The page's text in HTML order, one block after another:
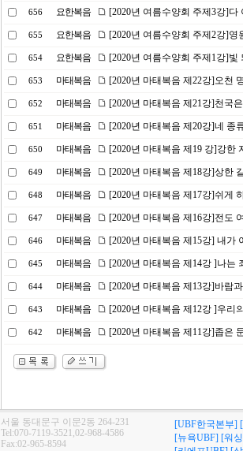
656 요한복음 [2020년 여름수양회 주제3강]다
655 요한복음 [2020년 여름수양회 주제2강]
654 요한복음 [2020년 여름수양회 주제1강]빛
653 마태복음 [2020년 마태복음 제22강]오천
652 마태복음 [2020년 마태복음 제21강]천국
651 마태복음 [2020년 마태복음 제20강]네 종
650 마태복음 [2020년 마태복음 제19 강]강한
649 마태복음 [2020년 마태복음 제18강]상한
648 마태복음 [2020년 마태복음 제17강]쉬게
647 마태복음 [2020년 마태복음 제16강]전도
646 마태복음 [2020년 마태복음 제15강] 내가
645 마태복음 [2020년 마태복음 제14강 ]나는
644 마태복음 [2020년 마태복음 제13강]바람
643 마태복음 [2020년 마태복음 제12강 ]우리
642 마태복음 [2020년 마태복음 제11강]좁은
서울 동대문구 이문2동 264-231
Tel:070-7119-3521,02-968-4586
Fax:02-965-8594
[UBF한국본부]
[뉴욕UBF] [워